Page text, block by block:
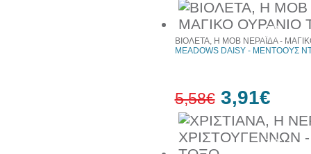
30%
έκπτωση
30%
ΒΙΟΛΕΤΑ, Η ΜΟΒ ΝΕΡΑΪΔΑ -
MEADOWS DAISY - ΜΕΝΤΟΟΥΣ
5,58€ 3,91€